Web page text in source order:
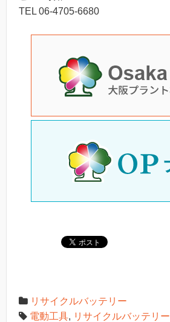
TEL 06-4705-6680
リサイクルバッテリー
電動工具, リサイクルバッテリー